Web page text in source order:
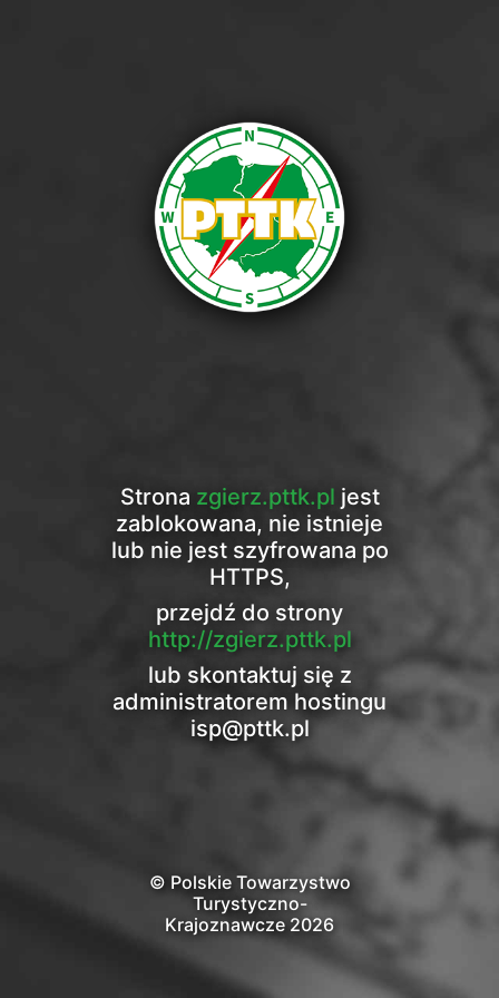
Strona zgierz.pttk.pl jest
zablokowana, nie istnieje
lub nie jest szyfrowana po
HTTPS,
przejdź do strony
http://zgierz.pttk.pl
lub skontaktuj się z
administratorem hostingu
isp@pttk.pl
© Polskie Towarzystwo
Turystyczno-
Krajoznawcze 2026